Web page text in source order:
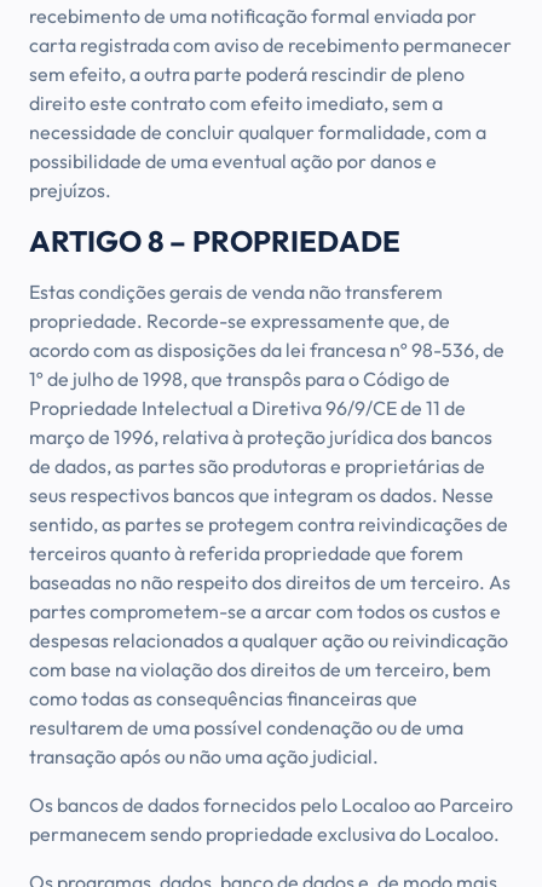
recebimento de uma notificação formal enviada por
carta registrada com aviso de recebimento permanecer
sem efeito, a outra parte poderá rescindir de pleno
direito este contrato com efeito imediato, sem a
necessidade de concluir qualquer formalidade, com a
possibilidade de uma eventual ação por danos e
prejuízos.
ARTIGO 8 – PROPRIEDADE
Estas condições gerais de venda não transferem
propriedade. Recorde-se expressamente que, de
acordo com as disposições da lei francesa nº 98-536, de
1º de julho de 1998, que transpôs para o Código de
Propriedade Intelectual a Diretiva 96/9/CE de 11 de
março de 1996, relativa à proteção jurídica dos bancos
de dados, as partes são produtoras e proprietárias de
seus respectivos bancos que integram os dados. Nesse
sentido, as partes se protegem contra reivindicações de
terceiros quanto à referida propriedade que forem
baseadas no não respeito dos direitos de um terceiro. As
partes comprometem-se a arcar com todos os custos e
despesas relacionados a qualquer ação ou reivindicação
com base na violação dos direitos de um terceiro, bem
como todas as consequências financeiras que
resultarem de uma possível condenação ou de uma
transação após ou não uma ação judicial.
Os bancos de dados fornecidos pelo Localoo ao Parceiro
permanecem sendo propriedade exclusiva do Localoo.
Os programas, dados, banco de dados e, de modo mais